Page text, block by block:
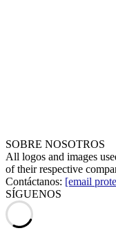
SOBRE NOSOTROS
All logos and images
of their respective
Contáctanos: [email
SÍGUENOS